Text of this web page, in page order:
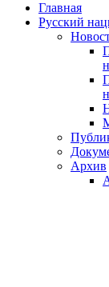
Главная
Русский
Архив